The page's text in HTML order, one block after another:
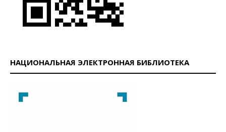
НАЦИОНАЛЬНАЯ ЭЛЕКТРОННАЯ БИБЛИОТЕКА